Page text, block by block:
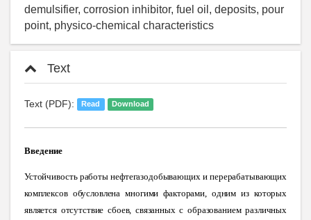
demulsifier, corrosion inhibitor, fuel oil, deposits, pour
point, physico-chemical characteristics
Text
Text (PDF): Read Download
Введение
Устойчивость работы нефтегазодобывающих и перерабатывающих
комплексов обусловлена многими факторами, одним из которых
является отсутствие сбоев, связанных с образованием различных